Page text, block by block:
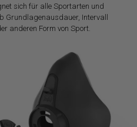
sich für alle Sportarten und
Grundlagenausdauer, Intervall
anderen Form von Sport.